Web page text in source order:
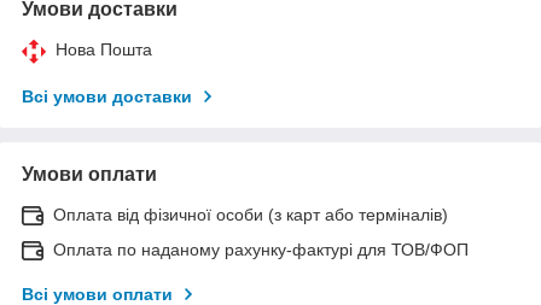
Умови доставки
Нова Пошта
Всі умови доставки
Умови оплати
Оплата від фізичної особи (з карт або терміналів)
Оплата по наданому рахунку-фактурі для ТОВ/ФОП
Всі умови оплати